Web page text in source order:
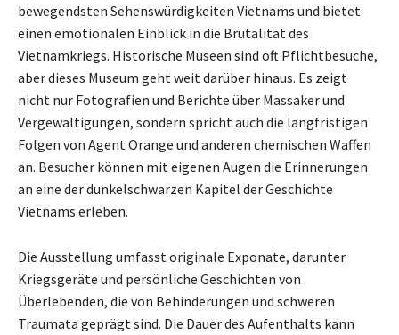
bewegendsten Sehenswürdigkeiten Vietnams und bietet
einen emotionalen Einblick in die Brutalität des
Vietnamkriegs. Historische Museen sind oft Pflichtbesuche,
aber dieses Museum geht weit darüber hinaus. Es zeigt
nicht nur Fotografien und Berichte über Massaker und
Vergewaltigungen, sondern spricht auch die langfristigen
Folgen von Agent Orange und anderen chemischen Waffen
an. Besucher können mit eigenen Augen die Erinnerungen
an eine der dunkelschwarzen Kapitel der Geschichte
Vietnams erleben.
Die Ausstellung umfasst originale Exponate, darunter
Kriegsgeräte und persönliche Geschichten von
Überlebenden, die von Behinderungen und schweren
Traumata geprägt sind. Die Dauer des Aufenthalts kann